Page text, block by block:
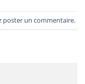
poster un commentaire.